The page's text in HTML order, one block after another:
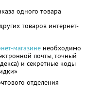
одного товара
товаров интернет-
магазине необходимо
почты, точный
и секретные коды
отделения